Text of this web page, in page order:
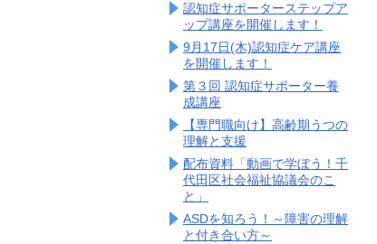
認知症サポーターステップア
ップ講座を開催します！
9月17日(木)認知症ケア講座
を開催します！
第３回 認知症サポーター養
成講座
【専門職向け】高齢期うつの
理解と支援
配布資料「動画で学ぼう！千
代田区社会福祉協議会のこ
と」
ASDを知ろう！～障害の理解
と付き合い方～